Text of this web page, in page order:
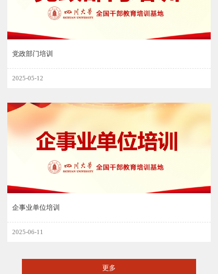
党政部门培训
2025-05-12
企事业单位培训
2025-06-11
更多